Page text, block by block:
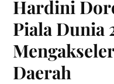
Hardini
Piala Dunia
Daerah